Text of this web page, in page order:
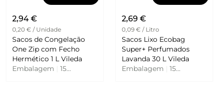
2,94 €
0,20 € / Unidade
Sacos de Congelação
One Zip com Fecho
Hermético 1 L Vileda
Embalagem
15
2,69 €
0,09 € / Litro
Sacos Lixo Ecobag
Super+ Perfumados
Lavanda 30 L Vileda
Embalagem
15